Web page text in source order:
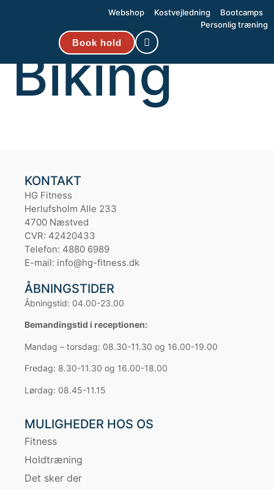
Webshop Kostvejledning
Bootcamps
Personlig træning
Book hold
Biking
KONTAKT
HG Fitness
Herlufsholm Alle 233
4700 Næstved
CVR: 42420433
Telefon: 4880 6989
E-mail: info@hg-fitness.dk
ÅBNINGSTIDER
Åbningstid: 04.00-23.00
Bemandingstid i receptionen:
Mandag – torsdag: 08.30-11.30 og 16.00-19.00
Fredag: 8.30-11.30 og 16.00-18.00
Lørdag: 08.45-11.15
MULIGHEDER HOS OS
Fitness
Holdtræning
Det sker der